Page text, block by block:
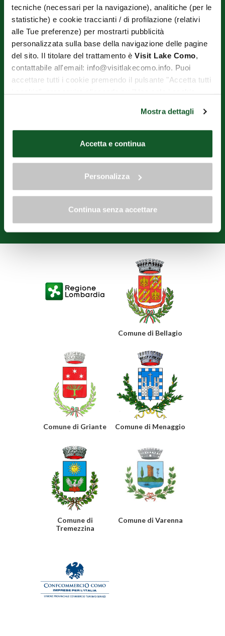
tecniche (necessari per la navigazione), analitiche (per le
statistiche) e cookie traccianti / di profilazione (relativi
alle Tue preferenze) per mostrarti pubblicità
personalizzata sulla base della navigazione delle pagine
del sito. Il titolare del trattamento è Visit Lake Como,
contattabile all'email: info@visitlakecomo.info. Puoi
accettare tutti i cookie premendo il pulsante "Accetta tutti
"Personalizza". Al fine di revocare il consenso prestato e
visualizzare le informazioni complete sul trattamento dei
"gestione cookie"
cookie.
Mostra dettagli
Accetta e continua
Personalizza
Continua senza accettare
OPERATORI TURISTICI DI VARENNA E PERLEDO ENTE DEL
TERZO SETTORE
C.F. 92057840131
ИНН (P.IVA) 03257270136
Сайт полностью финансируется регионом Ломбардия в
соответствии с "Призывом к торговым районам к территориальной
экономической реконструкции городов", а также создан при участии
файлов Cookie Изменить настройки согласия
Comune di Bellagio
Comune di Griante Comune di Menaggio
Comune di
Tremezzina
Comune di Varenna